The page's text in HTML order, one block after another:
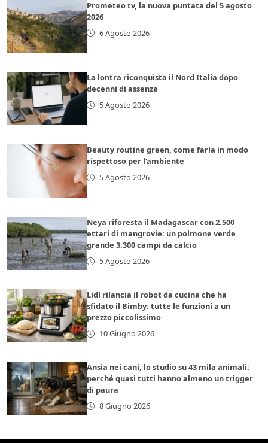
Prometeo tv, la nuova puntata del 5 agosto
2026
6 Agosto 2026
La lontra riconquista il Nord Italia dopo
decenni di assenza
5 Agosto 2026
Beauty routine green, come farla in modo
rispettoso per l’ambiente
5 Agosto 2026
Neya riforesta il Madagascar con 2.500
ettari di mangrovie: un polmone verde
grande 3.300 campi da calcio
5 Agosto 2026
Lidl rilancia il robot da cucina che ha
sfidato il Bimby: tutte le funzioni a un
prezzo piccolissimo
10 Giugno 2026
Ansia nei cani, lo studio su 43 mila animali:
perché quasi tutti hanno almeno un trigger
di paura
8 Giugno 2026